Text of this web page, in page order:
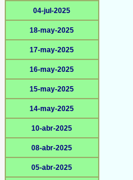
04-jul-2025
18-may-2025
17-may-2025
16-may-2025
15-may-2025
14-may-2025
10-abr-2025
08-abr-2025
05-abr-2025